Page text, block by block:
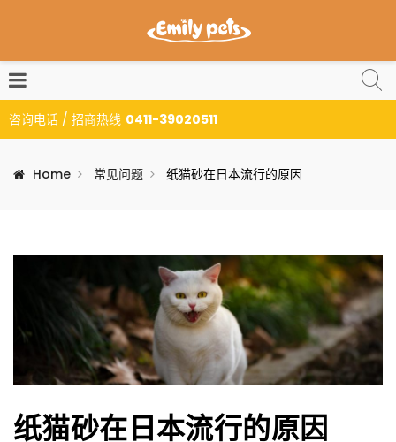
咨询电话 / 招商热线 0411-39020511
Home 常见问题 纸猫砂在日本流行的原因
纸猫砂在日本流行的原因